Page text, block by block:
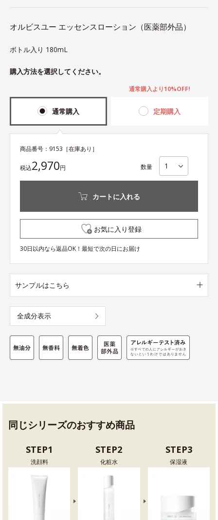
オルビスユー エッセンスローション（医薬部外品）
ボトル入り 180mL
購入方法を選択してください。
通常購入 定期購入
通常購入より10%OFF!
商品番号： 9153 ［在庫あり］
税込2,970円 数量
カートに入れる
お気に入り登録
30日以内なら返品OK！最短で次の日にお届け
サンプルはこちら
全成分表示
同じシリーズのおすすめ商品
STEP1
洗顔料
STEP2
化粧水
STEP3
保湿液